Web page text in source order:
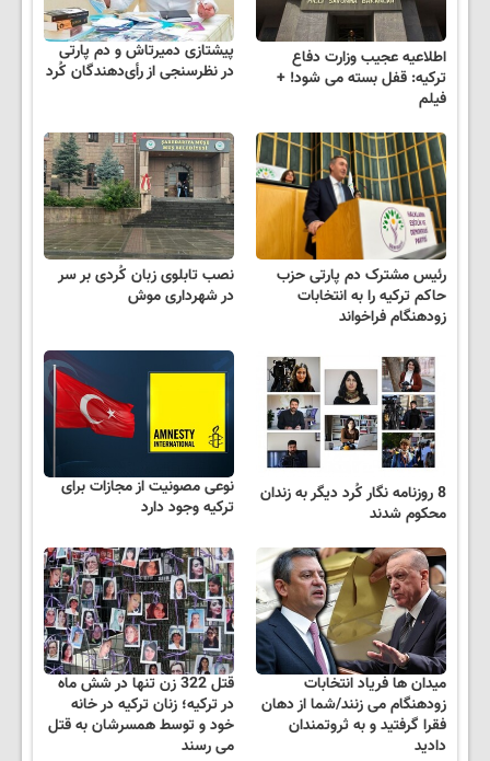
اطلاعیه عجیب وزارت دفاع
ترکیه: قفل بسته می شود! +
فیلم
پیشتازی دمیرتاش و دم پارتی
در نظرسنجی از رأی‌دهندگان کُرد
رئیس مشترک دم پارتی حزب
حاکم ترکیه را به انتخابات
زودهنگام فراخواند
نصب تابلوی زبان کُردی بر سر
در شهرداری موش
8 روزنامه نگار کُرد دیگر به زندان
محکوم شدند
نوعی مصونیت از مجازات برای
ترکیه وجود دارد
میدان ها فریاد انتخابات
زودهنگام می زنند/شما از دهان
فقرا گرفتید و به ثروتمندان
دادید
قتل 322 زن تنها در شش ماه
در ترکیه؛ زنان ترکیه در خانه
خود و توسط همسرشان به قتل
می رسند